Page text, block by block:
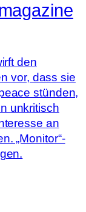
den
vor, dass sie
stünden,
unkritisch
an
„Monitor“-